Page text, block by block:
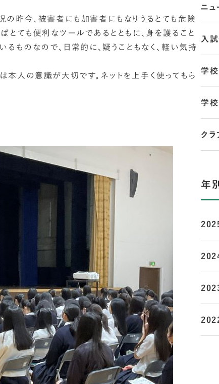
昨今、被害者にも加害者にもなりうるとても危険
とても便利なツールであるとともに、身を護ること
ものなので、日常的に、疑うこともなく、軽い気持
人の意識が大切です。ネットを上手く使ってもら
ニュ
入
学
学
クラ
年別